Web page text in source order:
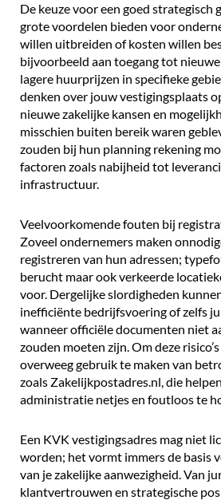
De keuze voor een goed strategisch
grote voordelen bieden voor
willen uitbreiden of kosten willen
bijvoorbeeld aan toegang tot
lagere huurprijzen in specifieke
denken over jouw vestigingsplaats
nieuwe zakelijke kansen en
misschien buiten bereik waren
zouden bij hun planning rekening
factoren zoals nabijheid tot
infrastructuur.
Veelvoorkomende fouten bij
Zoveel ondernemers maken
registreren van hun adressen;
berucht maar ook verkeerde
voor. Dergelijke slordigheden
inefficiënte bedrijfsvoering of zelfs
wanneer officiële documenten niet
zouden moeten zijn. Om deze
overweeg gebruik te maken van
zoals Zakelijkpostadres.nl, die
administratie netjes en foutloos te
Een KVK vestigingsadres mag niet
worden; het vormt immers de basis
van je zakelijke aanwezigheid. Van
klantvertrouwen en strategische